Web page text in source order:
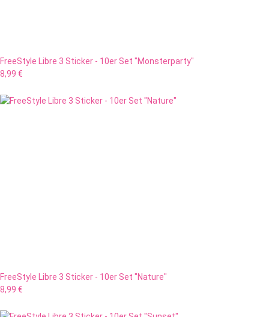
FreeStyle Libre 3 Sticker - 10er Set "Monsterparty"
8,99 €
FreeStyle Libre 3 Sticker - 10er Set "Nature"
8,99 €